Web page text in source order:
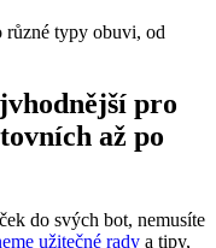
pro
až po
do svých⁣ bot, nemusíte
užitečné rady a tipy,